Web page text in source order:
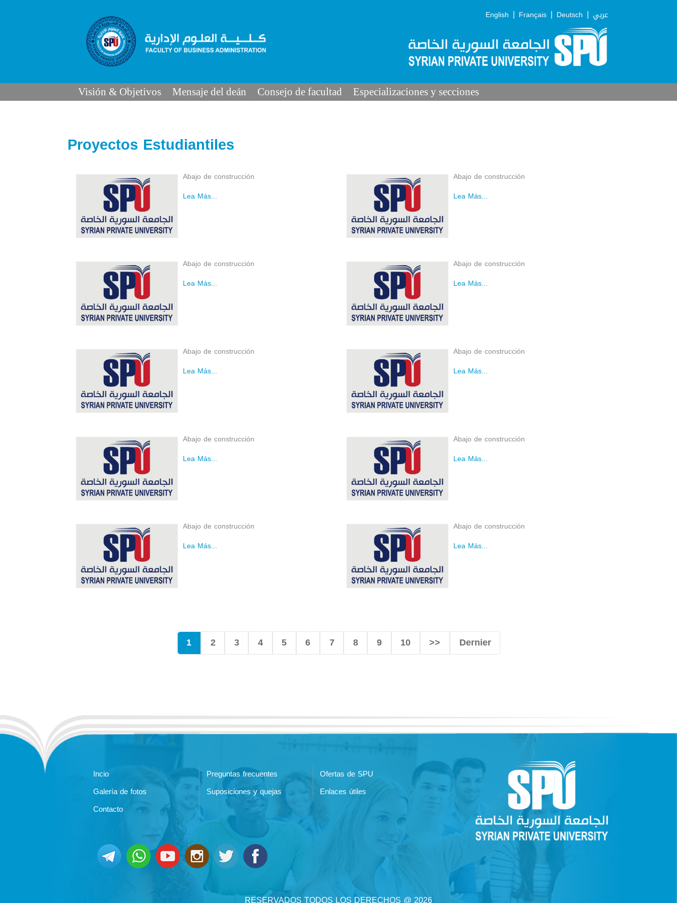
English | Français | Deutsch | عربي
Visión & Objetivos Mensaje del deán Consejo de facultad Especializaciones y secciones
Proyectos Estudiantiles
Abajo de construcción
Lea Más...
Abajo de construcción
Lea Más...
Abajo de construcción
Lea Más...
Abajo de construcción
Lea Más...
Abajo de construcción
Lea Más...
Abajo de construcción
Lea Más...
Abajo de construcción
Lea Más...
Abajo de construcción
Lea Más...
Abajo de construcción
Lea Más...
Abajo de construcción
Lea Más...
1 2 3 4 5 6 7 8 9 10 >> Dernier
Incio Preguntas frecuentes
Ofertas de SPU
Galería de fotos
Suposiciones y quejas
Enlaces útiles
Contacto